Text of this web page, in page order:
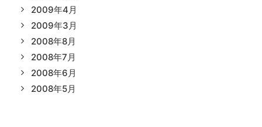
2009年4月
2009年3月
2008年8月
2008年7月
2008年6月
2008年5月